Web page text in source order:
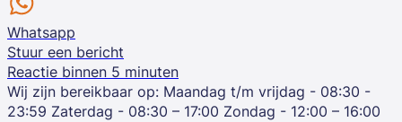
Whatsapp
Stuur een bericht
Reactie binnen 5 minuten
Wij zijn bereikbaar op: Maandag t/m vrijdag - 08:30 -
23:59 Zaterdag - 08:30 – 17:00 Zondag - 12:00 – 16:00